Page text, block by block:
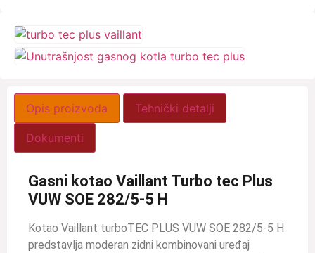
Opis proizvoda Tehnički detalji
Dokumenti
Gasni kotao Vaillant Turbo tec Plus
VUW SOE 282/5-5 H
Kotao Vaillant turboTEC PLUS VUW SOE 282/5-5 H
predstavlja moderan zidni kombinovani uređaj